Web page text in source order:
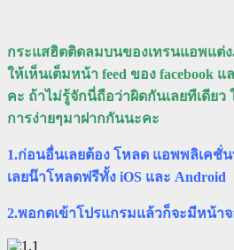
กระแสฮิตติดลมบนของเทรนแอพแต่
ให้เห็นเต็มหน้า feed ของ facebook
คะ ถ้าไม่รู้จักนี่ถือว่าผิดกันเลยทีเดียว
การง่ายๆมาฝากกันนะคะ
1.ก่อนอื่นเลยต้อง โหลด แอพพลิเคชั่
เลยน๊าโหลดฟรีทั้ง iOS และ Android
2.พอกดเข้าโปรแกรมแล้วก็จะมีหน้า